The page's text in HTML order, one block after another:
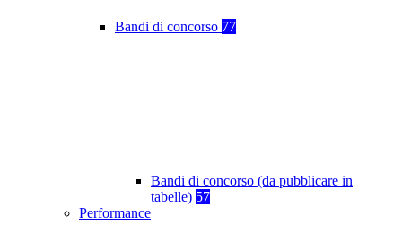
Bandi di concorso 77
Bandi di concorso (da pubblicare in
tabelle) 57
Performance